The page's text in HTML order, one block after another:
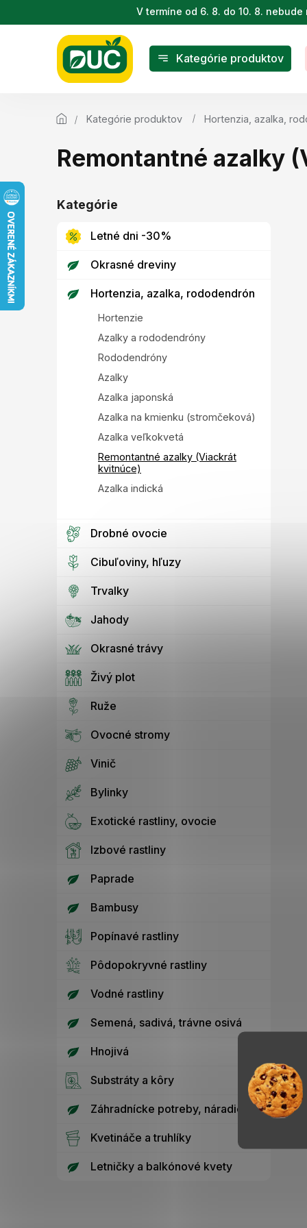
na
V termíne od 6. 8. do 10. 8.
Kategórie produktov
Kategórie produktov Hortenzia, azalka,
Remontantné azalky
o
Preskočiť
Kategórie
Letné dni -30%
Okrasné dreviny
Hortenzia, azalka, rododendrón
Hortenzie
Azalky a rododendróny
Rododendróny
Azalky
Azalka japonská
Azalka na kmienku (stromčeková)
Azalka veľkokvetá
Remontantné azalky (Viackrát
kvitnúce)
Azalka indická
Drobné ovocie
Cibuľoviny, hľuzy
Trvalky
Jahody
Okrasné trávy
Živý plot
Ruže
Ovocné stromy
Vinič
Bylinky
Exotické rastliny, ovocie
Izbové rastliny
Paprade
Bambusy
Popínavé rastliny
Pôdopokryvné rastliny
Vodné rastliny
Semená, sadivá, trávne osivá
Hnojivá
Substráty a kôry
Záhradnícke potreby, náradie
Kvetináče a truhlíky
Letničky a balkónové kvety